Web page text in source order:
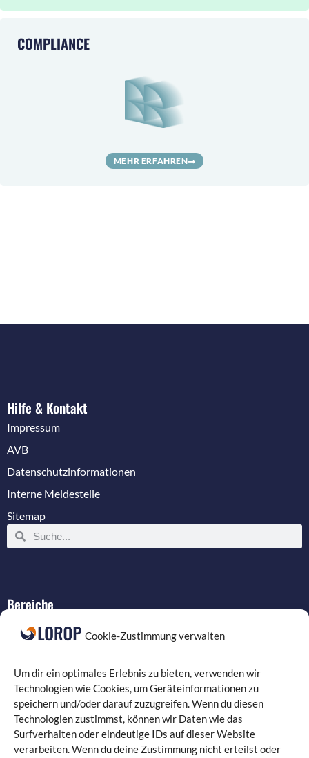
Cookie-Zustimmung verwalten
Um dir ein optimales Erlebnis zu bieten, verwenden wir
Technologien wie Cookies, um Geräteinformationen zu
speichern und/oder darauf zuzugreifen. Wenn du diesen
Technologien zustimmst, können wir Daten wie das
Surfverhalten oder eindeutige IDs auf dieser Website
verarbeiten. Wenn du deine Zustimmung nicht erteilst oder
COMPLIANCE
MEHR ERFAHREN
Bereiche
Verkabelung
Compliance
Programmierung
Hilfe & Kontakt
Impressum
AVB
Datenschutzinformationen
Interne Meldestelle
Sitemap